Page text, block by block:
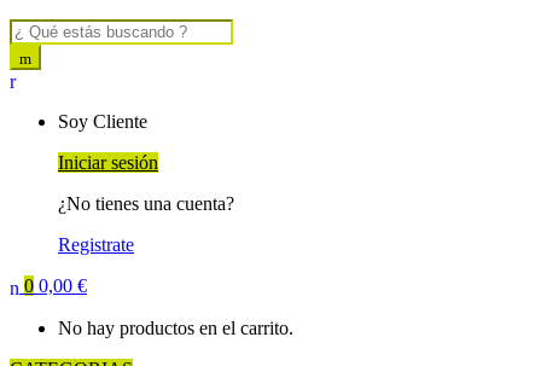
Search for:
Soy Cliente
Iniciar sesión
¿No tienes una cuenta?
Registrate
0 0,00 €
No hay productos en el carrito.